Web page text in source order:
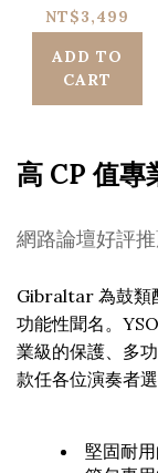
Bundle
NT$3,499
ADD TO
CART
高 CP 值專
網路論壇好評
Gibraltar 為鼓類
功能性聞名。
業級的保護、多
款任各位演奏者選
堅固耐